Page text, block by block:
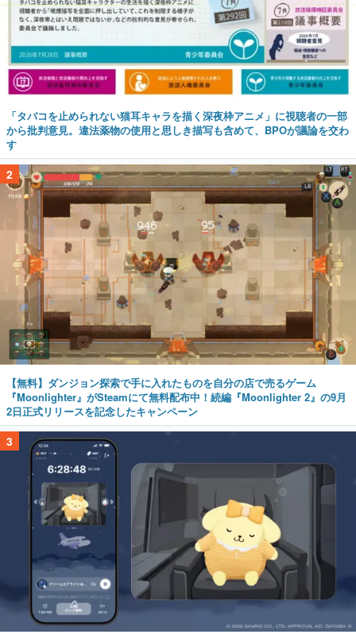
「タバコを止められない猫耳キャラを描く深夜枠アニメ」に視聴者の一部
から批判意見。違法薬物の使用と思しき描写も含めて、BPOが議論を交わ
す
2
【無料】ダンジョン探索で手に入れたものを自分の店で売るゲーム
『Moonlighter』がSteamにて無料配布中！続編『Moonlighter 2』の9月
2日正式リリースを記念したキャンペーン
3